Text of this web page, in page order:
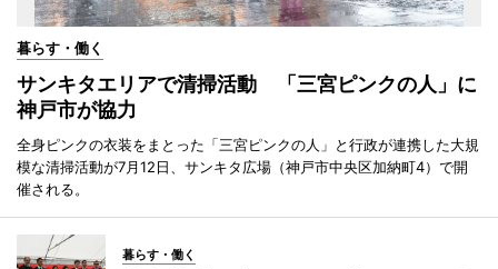
暮らす・働く
サンキタエリアで清掃活動 「三宮ピンクの人」に
神戸市が協力
全身ピンクの衣装をまとった「三宮ピンクの人」と行政が連携した大規
模な清掃活動が7月12日、サンキタ広場（神戸市中央区加納町4）で開
催される。
暮らす・働く